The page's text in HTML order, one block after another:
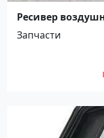
Ресивер
Ст.Холмская
Запчасти